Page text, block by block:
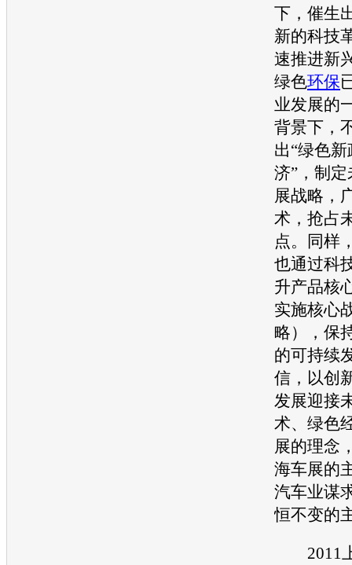
下，催生
新的科技
速推进新
绿色环保
业发展的
背景下，
出“绿色
济”，制
展战略，
术，抢占
点。同样
也通过科
升产品核
实施核心
略），保
的可持续
信，以创
发展迎接
术、绿色
展的理念
海车展的
汽车业谋
恒不变的
2011